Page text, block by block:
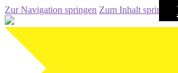
Zur Navigation springen Zum Inhalt springen